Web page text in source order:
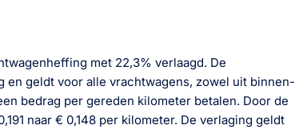
met 22,3% verlaagd. De
geldt voor alle vrachtwagens, zowel uit binnen-
bedrag per gereden kilometer betalen. Door de
naar € 0,148 per kilometer. De verlaging geldt